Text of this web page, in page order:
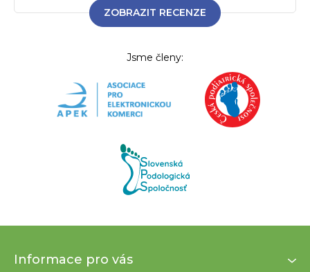
ZOBRAZIT RECENZE
Jsme členy:
Informace pro vás